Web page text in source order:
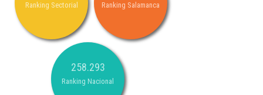
Ranking Sectorial Ranking Salamanca
258.293
Ranking Nacional